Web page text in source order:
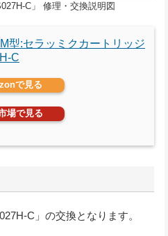
C」 修理・交換説明図
型:セラッミクカートリッジ
C
で見る
場で見る
C」の交換となります。